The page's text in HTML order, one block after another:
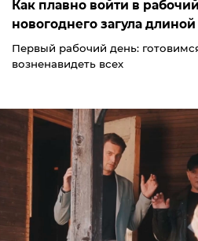
Как плавно войти в
новогоднего загула
Первый рабочий день:
возненавидеть всех